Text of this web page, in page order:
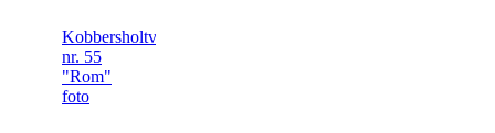
Kobbersholtvej
nr. 55
"Rom"
foto